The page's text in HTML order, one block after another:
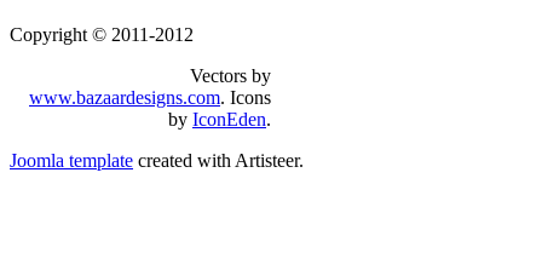
Copyright © 2011-2012
Vectors by
www.bazaardesigns.com. Icons
by IconEden.
Joomla template created with Artisteer.